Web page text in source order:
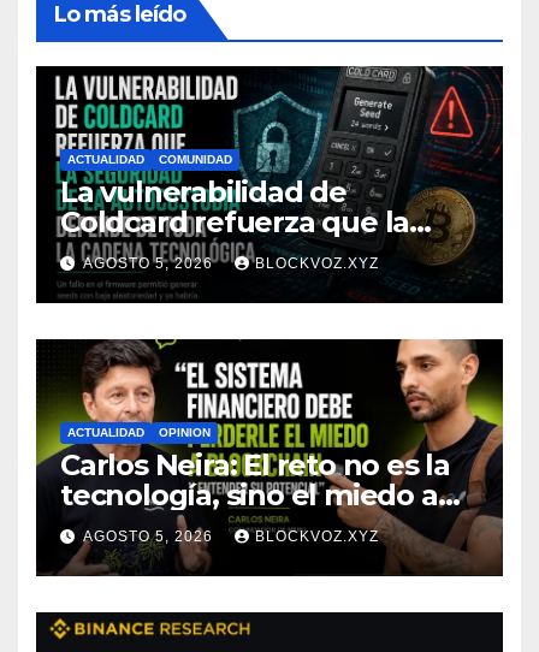
Lo más leído
ACTUALIDAD COMUNIDAD
La vulnerabilidad de
Coldcard refuerza que la
seguridad de la autocustodia
depende de toda la cadena
tecnológica, afirma CoinEx
Research
AGOSTO 5, 2026 BLOCKVOZ.XYZ
ACTUALIDAD OPINION
Carlos Neira: El reto no es la
tecnología, sino el miedo a
entenderla
AGOSTO 5, 2026 BLOCKVOZ.XYZ